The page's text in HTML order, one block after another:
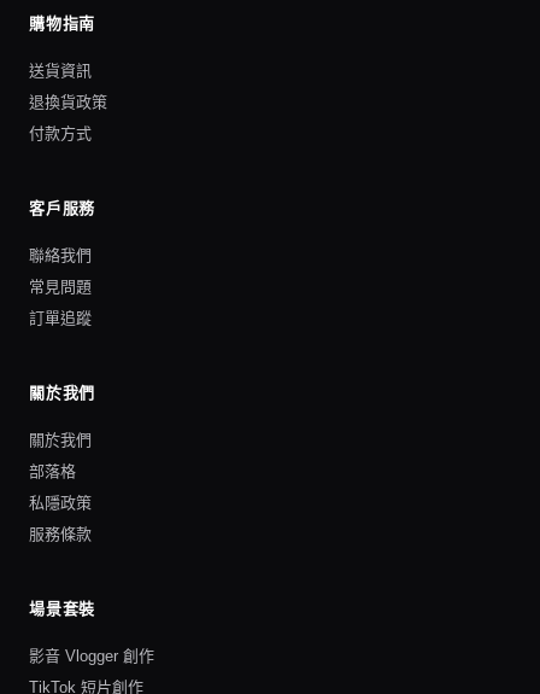
購物指南
送貨資訊
退換貨政策
付款方式
客戶服務
聯絡我們
常見問題
訂單追蹤
關於我們
關於我們
部落格
私隱政策
服務條款
場景套裝
影音 Vlogger 創作
TikTok 短片創作